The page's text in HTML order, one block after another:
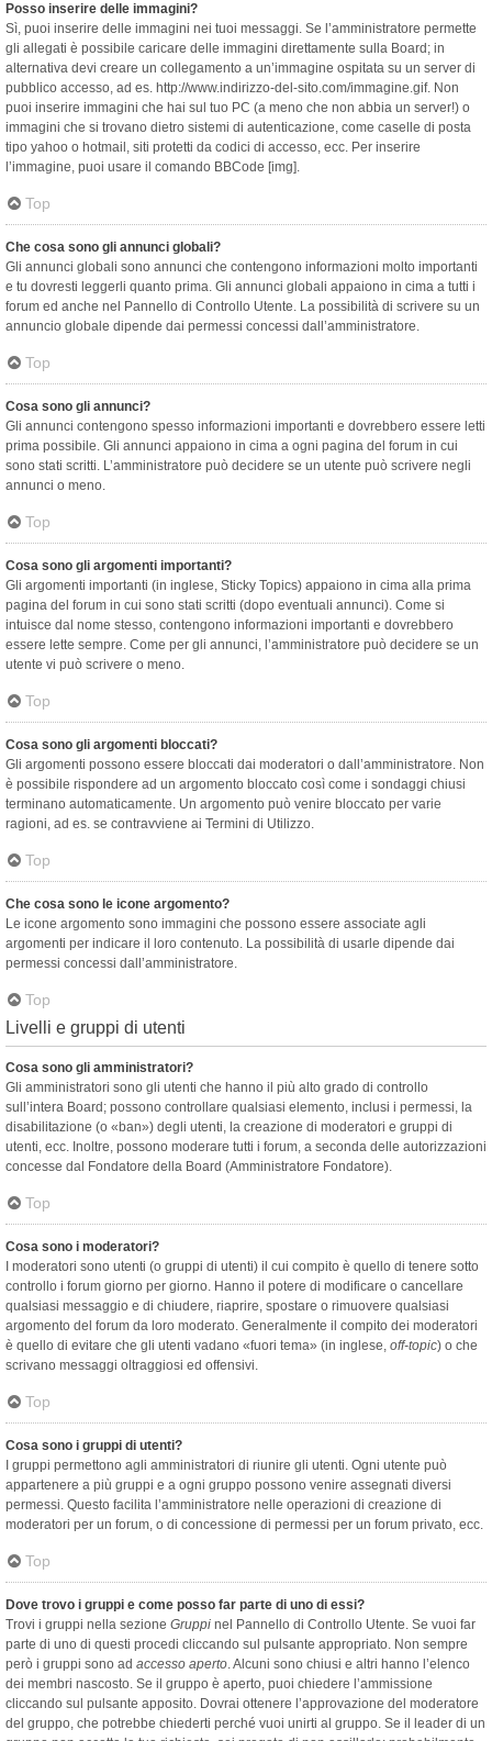
Posso inserire delle immagini?
Sì, puoi inserire delle immagini nei tuoi messaggi. Se l’amministratore permette
gli allegati è possibile caricare delle immagini direttamente sulla Board; in
alternativa devi creare un collegamento a un’immagine ospitata su un server di
pubblico accesso, ad es. http://www.indirizzo-del-sito.com/immagine.gif. Non
puoi inserire immagini che hai sul tuo PC (a meno che non abbia un server!) o
immagini che si trovano dietro sistemi di autenticazione, come caselle di posta
tipo yahoo o hotmail, siti protetti da codici di accesso, ecc. Per inserire
l’immagine, puoi usare il comando BBCode [img].
Top
Che cosa sono gli annunci globali?
Gli annunci globali sono annunci che contengono informazioni molto importanti
e tu dovresti leggerli quanto prima. Gli annunci globali appaiono in cima a tutti i
forum ed anche nel Pannello di Controllo Utente. La possibilità di scrivere su un
annuncio globale dipende dai permessi concessi dall’amministratore.
Top
Cosa sono gli annunci?
Gli annunci contengono spesso informazioni importanti e dovrebbero essere letti
prima possibile. Gli annunci appaiono in cima a ogni pagina del forum in cui
sono stati scritti. L’amministratore può decidere se un utente può scrivere negli
annunci o meno.
Top
Cosa sono gli argomenti importanti?
Gli argomenti importanti (in inglese, Sticky Topics) appaiono in cima alla prima
pagina del forum in cui sono stati scritti (dopo eventuali annunci). Come si
intuisce dal nome stesso, contengono informazioni importanti e dovrebbero
essere lette sempre. Come per gli annunci, l’amministratore può decidere se un
utente vi può scrivere o meno.
Top
Cosa sono gli argomenti bloccati?
Gli argomenti possono essere bloccati dai moderatori o dall’amministratore. Non
è possibile rispondere ad un argomento bloccato così come i sondaggi chiusi
terminano automaticamente. Un argomento può venire bloccato per varie
ragioni, ad es. se contravviene ai Termini di Utilizzo.
Top
Che cosa sono le icone argomento?
Le icone argomento sono immagini che possono essere associate agli
argomenti per indicare il loro contenuto. La possibilità di usarle dipende dai
permessi concessi dall’amministratore.
Top
Livelli e gruppi di utenti
Cosa sono gli amministratori?
Gli amministratori sono gli utenti che hanno il più alto grado di controllo
sull’intera Board; possono controllare qualsiasi elemento, inclusi i permessi, la
disabilitazione (o «ban») degli utenti, la creazione di moderatori e gruppi di
utenti, ecc. Inoltre, possono moderare tutti i forum, a seconda delle autorizzazioni
concesse dal Fondatore della Board (Amministratore Fondatore).
Top
Cosa sono i moderatori?
I moderatori sono utenti (o gruppi di utenti) il cui compito è quello di tenere sotto
controllo i forum giorno per giorno. Hanno il potere di modificare o cancellare
qualsiasi messaggio e di chiudere, riaprire, spostare o rimuovere qualsiasi
argomento del forum da loro moderato. Generalmente il compito dei moderatori
è quello di evitare che gli utenti vadano «fuori tema» (in inglese, off-topic) o che
scrivano messaggi oltraggiosi ed offensivi.
Top
Cosa sono i gruppi di utenti?
I gruppi permettono agli amministratori di riunire gli utenti. Ogni utente può
appartenere a più gruppi e a ogni gruppo possono venire assegnati diversi
permessi. Questo facilita l’amministratore nelle operazioni di creazione di
moderatori per un forum, o di concessione di permessi per un forum privato, ecc.
Top
Dove trovo i gruppi e come posso far parte di uno di essi?
Trovi i gruppi nella sezione Gruppi nel Pannello di Controllo Utente. Se vuoi far
parte di uno di questi procedi cliccando sul pulsante appropriato. Non sempre
però i gruppi sono ad accesso aperto. Alcuni sono chiusi e altri hanno l’elenco
dei membri nascosto. Se il gruppo è aperto, puoi chiedere l’ammissione
cliccando sul pulsante apposito. Dovrai ottenere l’approvazione del moderatore
del gruppo, che potrebbe chiederti perché vuoi unirti al gruppo. Se il leader di un